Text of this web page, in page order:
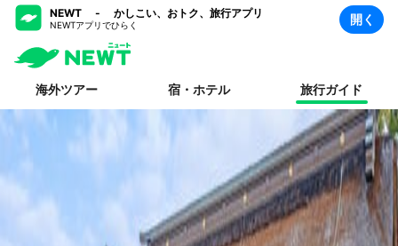
NEWT - かしこい、おトク、旅行アプリ
NEWTアプリでひらく 開く
海外ツアー 宿・ホテル 旅行ガイド